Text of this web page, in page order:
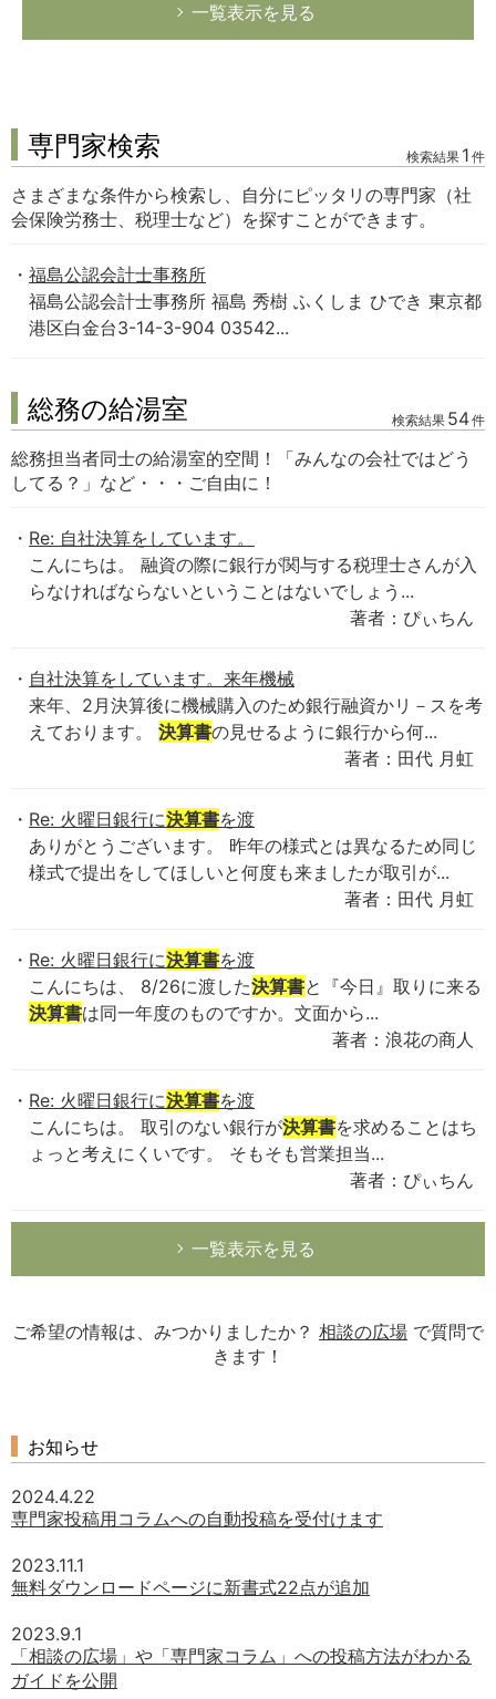
一覧表示を見る
専門家検索 検索結果 1 件
さまざまな条件から検索し、自分にピッタリの専門家（社
会保険労務士、税理士など）を探すことができます。
福島公認会計士事務所
福島公認会計士事務所 福島 秀樹 ふくしま ひでき 東京都
港区白金台3-14-3-904 03542...
総務の給湯室 検索結果 54件
総務担当者同士の給湯室的空間！「みんなの会社ではどう
してる？」など・・・ご自由に！
Re: 自社決算をしています。
こんにちは。 融資の際に銀行が関与する税理士さんが入
らなければならないということはないでしょう...
著者：ぴぃちん
自社決算をしています。来年機械
来年、2月決算後に機械購入のため銀行融資かリ－スを考
えております。 決算書の見せるように銀行から何...
著者：田代 月虹
Re: 火曜日銀行に決算書を渡
ありがとうございます。 昨年の様式とは異なるため同じ
様式で提出をしてほしいと何度も来ましたが取引が...
著者：田代 月虹
Re: 火曜日銀行に決算書を渡
こんにちは、 8/26に渡した決算書と『今日』取りに来る
決算書は同一年度のものですか。文面から...
著者：浪花の商人
Re: 火曜日銀行に決算書を渡
こんにちは。 取引のない銀行が決算書を求めることはち
ょっと考えにくいです。 そもそも営業担当...
著者：ぴぃちん
一覧表示を見る
ご希望の情報は、みつかりましたか？ 相談の広場 で質問で
きます！
お知らせ
2024.4.22
専門家投稿用コラムへの自動投稿を受付けます
2023.11.1
無料ダウンロードページに新書式22点が追加
2023.9.1
「相談の広場」や「専門家コラム」への投稿方法がわかる
ガイドを公開